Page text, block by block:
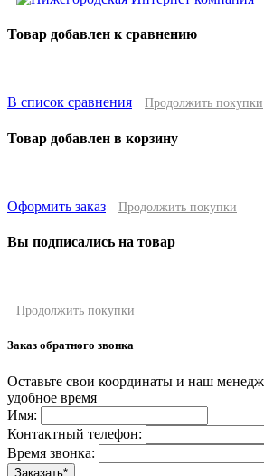
Товар добавлен к сравнению
В список сравнения Продолжить покупки
Товар добавлен в корзину
Оформить заказ Продолжить покупки
Вы подписались на товар
Продолжить покупки
Заказ обратного звонка
Оставьте свои координаты и наш
удобное время
Имя:
Контактный телефон:
Время звонка: